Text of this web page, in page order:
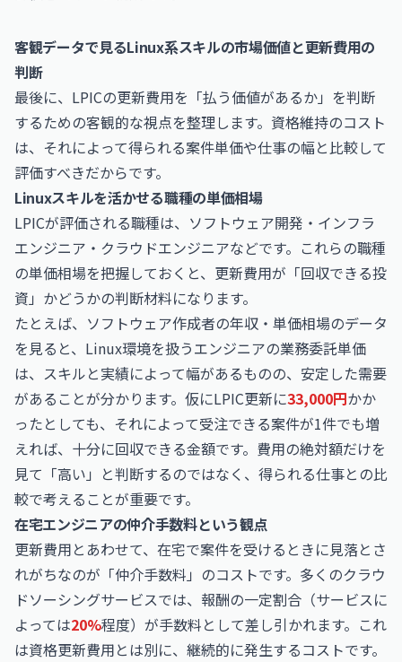
客観データで見るLinux系スキルの市場価値と更新費用の
判断
最後に、LPICの更新費用を「払う価値があるか」を判断
するための客観的な視点を整理します。資格維持のコスト
は、それによって得られる案件単価や仕事の幅と比較して
評価すべきだからです。
Linuxスキルを活かせる職種の単価相場
LPICが評価される職種は、ソフトウェア開発・インフラ
エンジニア・クラウドエンジニアなどです。これらの職種
の単価相場を把握しておくと、更新費用が「回収できる投
資」かどうかの判断材料になります。
たとえば、 ソフトウェア作成者の年収・単価相場のデータ
を見ると、Linux環境を扱うエンジニアの業務委託単価
は、スキルと実績によって幅があるものの、安定した需要
があることが分かります。仮にLPIC更新に33,000円かか
ったとしても、それによって受注できる案件が1件でも増
えれば、十分に回収できる金額です。費用の絶対額だけを
見て「高い」と判断するのではなく、得られる仕事との比
較で考えることが重要です。
在宅エンジニアの仲介手数料という観点
更新費用とあわせて、在宅で案件を受けるときに見落とさ
れがちなのが「仲介手数料」のコストです。多くのクラウ
ドソーシングサービスでは、報酬の一定割合（サービスに
よっては20%程度）が手数料として差し引かれます。これ
は資格更新費用とは別に、継続的に発生するコストです。